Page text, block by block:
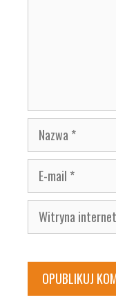
Nazwa
E-
mail
Witryna
internetowa